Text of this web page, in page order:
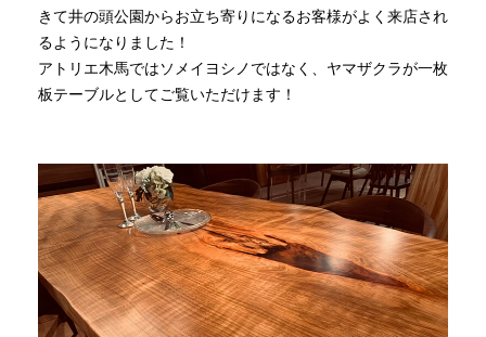
きて井の頭公園からお立ち寄りになるお客様がよく来店され
るようになりました！
アトリエ木馬ではソメイヨシノではなく、ヤマザクラが一枚
板テーブルとしてご覧いただけます！